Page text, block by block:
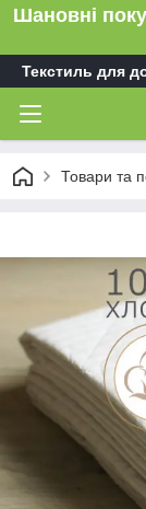
Шановні
Текстиль для
Товари та